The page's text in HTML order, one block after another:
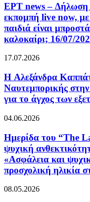
ΕΡΤ news – Δήλωση
εκπομπή live now,
παιδιά είναι
καλοκαίρι; 16/07/
17.07.2026
H Αλεξάνδρα
Ναυτεμπορικής
για το άγχος των
04.06.2026
Ημερίδα του “The
ψυχική
«Ασφάλεια και
προσχολική ηλικία
08.05.2026